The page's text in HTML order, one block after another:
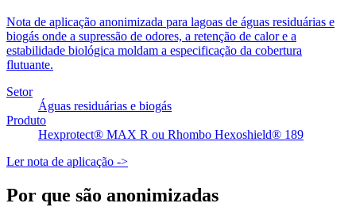
Nota de aplicação anonimizada para lagoas de águas residuárias e
biogás onde a supressão de odores, a retenção de calor e a
estabilidade biológica moldam a especificação da cobertura
flutuante.
Setor
Águas residuárias e biogás
Produto
Hexprotect® MAX R ou Rhombo Hexoshield® 189
Ler nota de aplicação ->
Por que são anonimizadas